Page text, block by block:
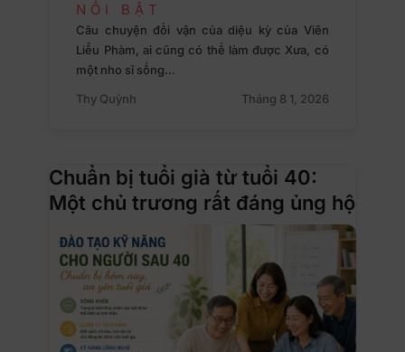
NỔI BẬT
Câu chuyện đổi vận của diệu kỳ của Viên
Liễu Phàm, ai cũng có thể làm được Xưa, có
một nho sĩ sống…
Thy Quỳnh
Tháng 8 1, 2026
Chuẩn bị tuổi già từ tuổi 40:
Một chủ trương rất đáng ủng hộ